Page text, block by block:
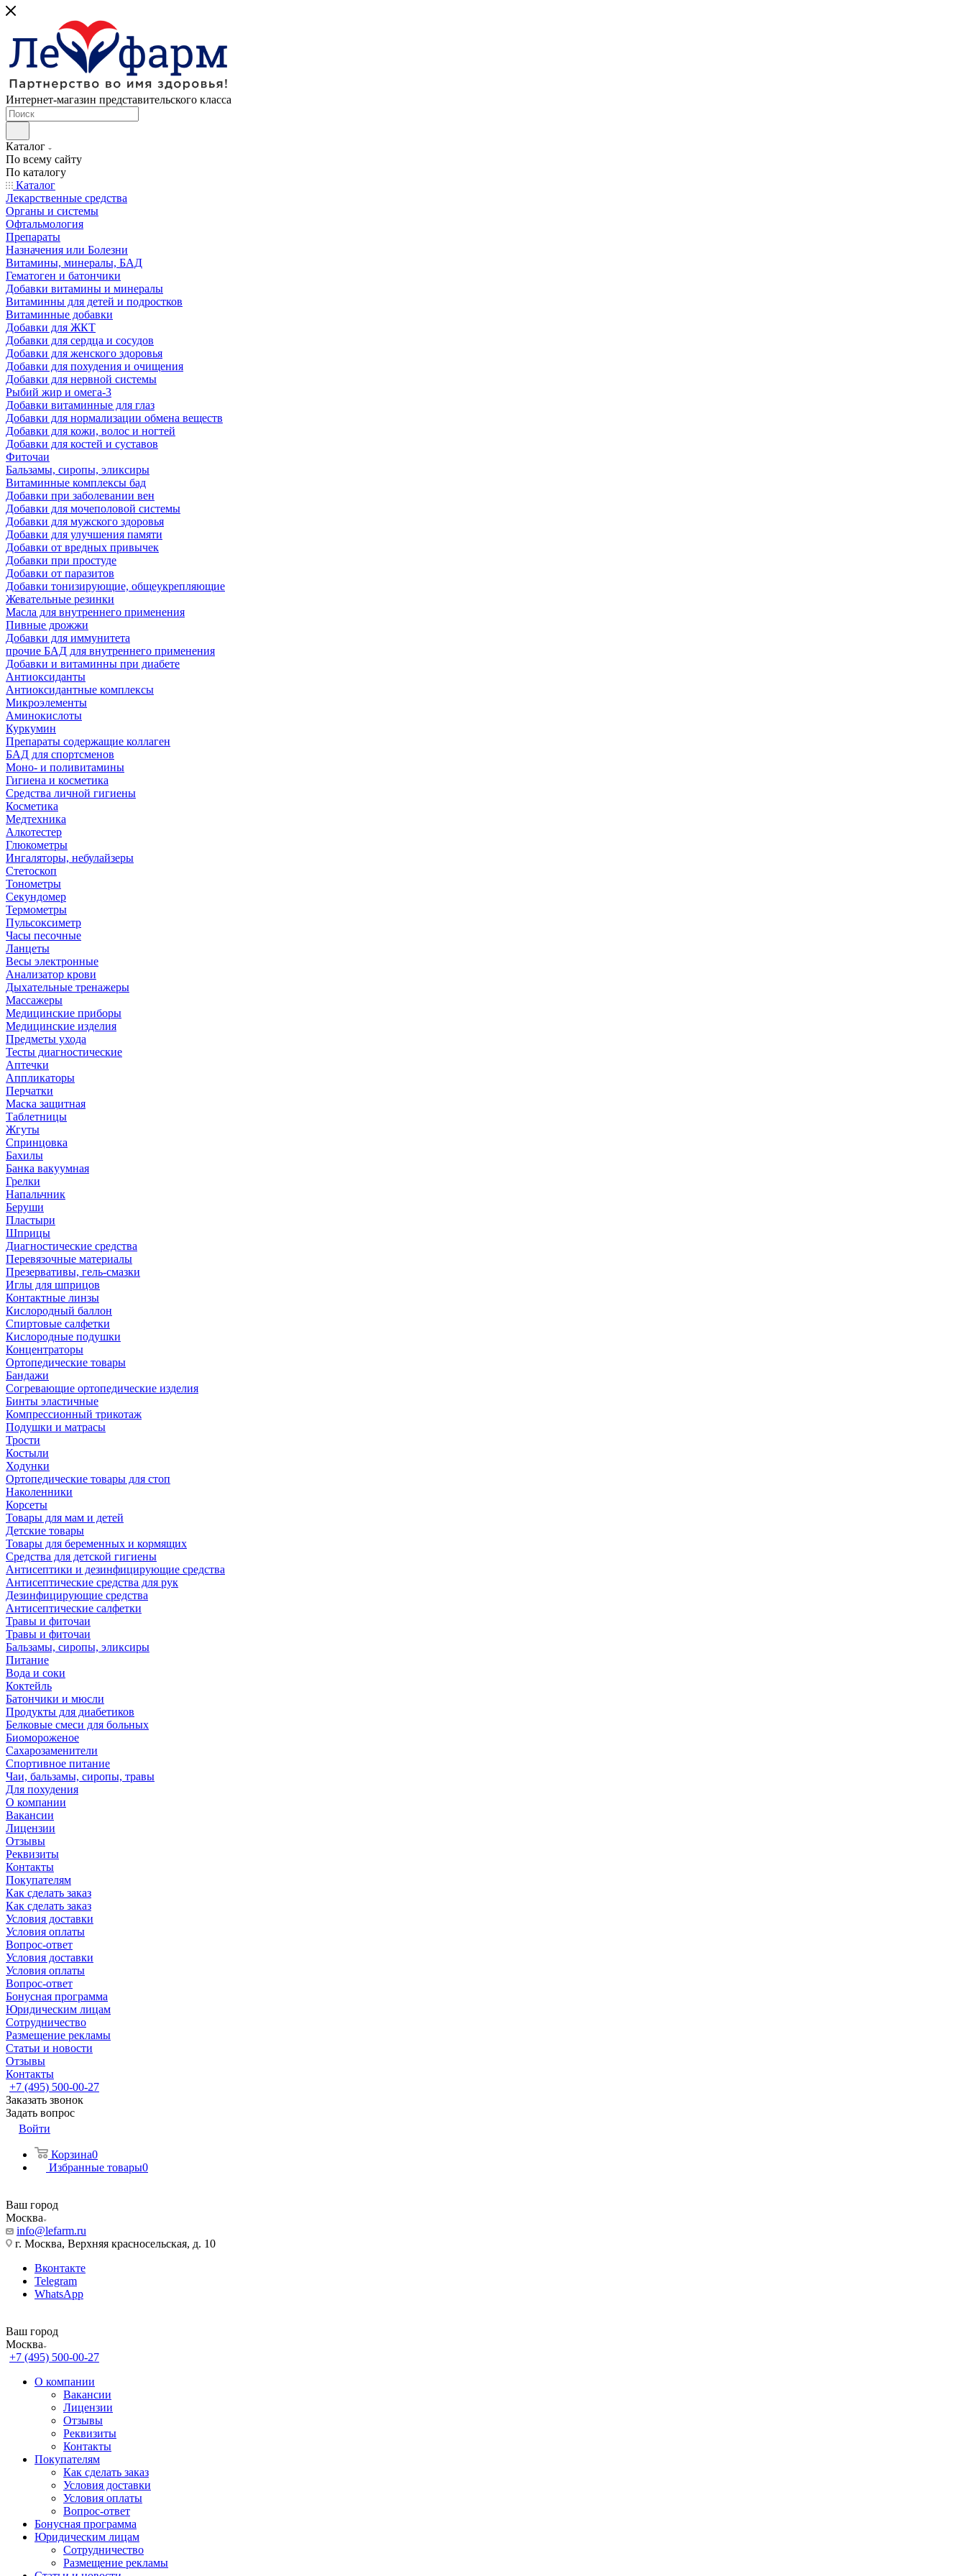
Интернет-магазин представительского класса
Каталог
По всему сайту
По каталогу
Каталог
Лекарственные средства
Органы и системы
Офтальмология
Препараты
Назначения или Болезни
Витамины, минералы, БАД
Гематоген и батончики
Добавки витамины и минералы
Витаминны для детей и подростков
Витаминные добавки
Добавки для ЖКТ
Добавки для сердца и сосудов
Добавки для женского здоровья
Добавки для похудения и очищения
Добавки для нервной системы
Рыбий жир и омега-3
Добавки витаминные для глаз
Добавки для нормализации обмена веществ
Добавки для кожи, волос и ногтей
Добавки для костей и суставов
Фиточаи
Бальзамы, сиропы, эликсиры
Витаминные комплексы бад
Добавки при заболевании вен
Добавки для мочеполовой системы
Добавки для мужского здоровья
Добавки для улучшения памяти
Добавки от вредных привычек
Добавки при простуде
Добавки от паразитов
Добавки тонизирующие, общеукрепляющие
Жевательные резинки
Масла для внутреннего применения
Пивные дрожжи
Добавки для иммунитета
прочие БАД для внутреннего применения
Добавки и витаминны при диабете
Антиоксиданты
Антиоксидантные комплексы
Микроэлементы
Аминокислоты
Куркумин
Препараты содержащие коллаген
БАД для спортсменов
Моно- и поливитамины
Гигиена и косметика
Средства личной гигиены
Косметика
Медтехника
Алкотестер
Глюкометры
Ингаляторы, небулайзеры
Стетоскоп
Тонометры
Секундомер
Термометры
Пульсоксиметр
Часы песочные
Ланцеты
Весы электронные
Анализатор крови
Дыхательные тренажеры
Массажеры
Медицинские приборы
Медицинские изделия
Предметы ухода
Тесты диагностические
Аптечки
Аппликаторы
Перчатки
Маска защитная
Таблетницы
Жгуты
Спринцовка
Бахилы
Банка вакуумная
Грелки
Напальчник
Беруши
Пластыри
Шприцы
Диагностические средства
Перевязочные материалы
Презервативы, гель-смазки
Иглы для шприцов
Контактные линзы
Кислородный баллон
Спиртовые салфетки
Кислородные подушки
Концентраторы
Ортопедические товары
Бандажи
Согревающие ортопедические изделия
Бинты эластичные
Компрессионный трикотаж
Подушки и матрасы
Трости
Костыли
Ходунки
Ортопедические товары для стоп
Наколенники
Корсеты
Товары для мам и детей
Детские товары
Товары для беременных и кормящих
Средства для детской гигиены
Антисептики и дезинфицирующие средства
Антисептические средства для рук
Дезинфицирующие средства
Антисептические салфетки
Травы и фиточаи
Травы и фиточаи
Бальзамы, сиропы, эликсиры
Питание
Вода и соки
Коктейль
Батончики и мюсли
Продукты для диабетиков
Белковые смеси для больных
Биомороженое
Сахарозаменители
Спортивное питание
Чаи, бальзамы, сиропы, травы
Для похудения
О компании
Вакансии
Лицензии
Отзывы
Реквизиты
Контакты
Покупателям
Как сделать заказ
Как сделать заказ
Условия доставки
Условия оплаты
Вопрос-ответ
Условия доставки
Условия оплаты
Вопрос-ответ
Бонусная программа
Юридическим лицам
Сотрудничество
Размещение рекламы
Статьи и новости
Отзывы
Контакты
+7 (495) 500-00-27
Заказать звонок
Задать вопрос
Войти
Корзина0
Избранные товары0
Ваш город
Москва
info@lefarm.ru
г. Москва, Верхняя красносельская, д. 10
Вконтакте
Telegram
WhatsApp
Ваш город
Москва
+7 (495) 500-00-27
О компании
Вакансии
Лицензии
Отзывы
Реквизиты
Контакты
Покупателям
Как сделать заказ
Условия доставки
Условия оплаты
Вопрос-ответ
Бонусная программа
Юридическим лицам
Сотрудничество
Размещение рекламы